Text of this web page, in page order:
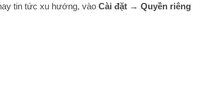
tin tức xu hướng, vào Cài đặt → Quyền riêng